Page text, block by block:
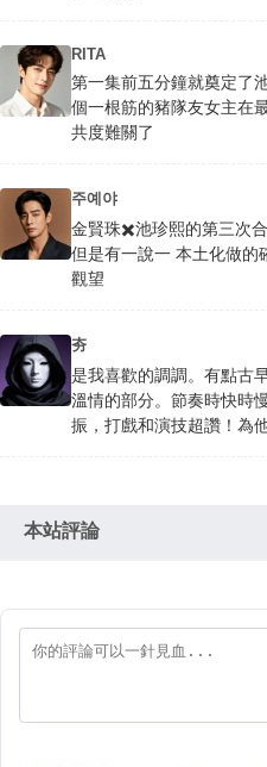
RITA
第一集前五分鐘就奠定了
個一根筋的豬隊友女主在
共度難關了
주예야
金賢珠✖️池珍熙的第三次
但是有一說一 本土化做的
觀望
夯
是我喜歡的調調。有點古
溫情的部分。節奏時快時
振，打戲和演技超讚！為
本站評論